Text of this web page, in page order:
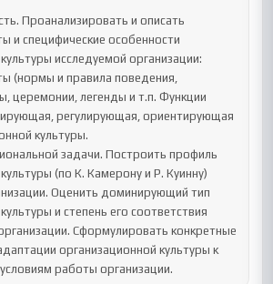
Проанализировать и описать
и специфические особенности
исследуемой организации:
(нормы и правила поведения,
церемонии, легенды и т.п. Функции
регулирующая, ориентирующая
культуры.
задачи. Построить профиль
(по К. Камерону и Р. Куинну)
Оценить доминирующий тип
и степень его соответствия
Сформулировать конкретные
организационной культуры к
работы организации.